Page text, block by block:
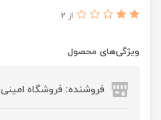
از 2
ویژگی‌های محصول
فروشنده: فروشگاه امینی